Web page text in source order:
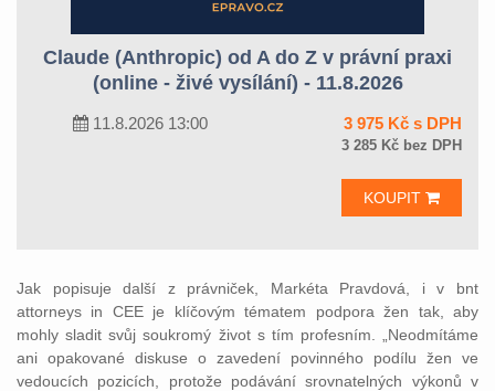
Claude (Anthropic) od A do Z v právní praxi
(online - živé vysílání) - 11.8.2026
11.8.2026 13:00 3 975 Kč s DPH
3 285 Kč bez DPH
KOUPIT
Jak popisuje další z právniček, Markéta Pravdová, i v bnt
attorneys in CEE je klíčovým tématem podpora žen tak, aby
mohly sladit svůj soukromý život s tím profesním. „Neodmítáme
ani opakované diskuse o zavedení povinného podílu žen ve
vedoucích pozicích, protože podávání srovnatelných výkonů v